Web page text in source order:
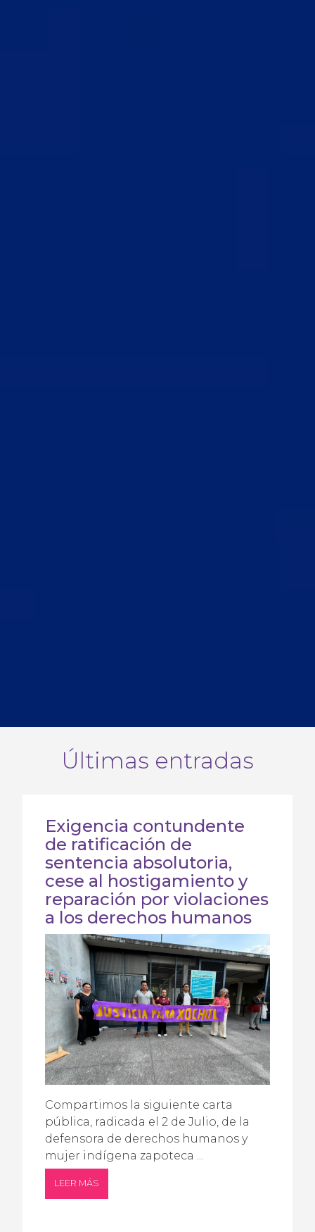
Últimas entradas
Exigencia contundente
de ratificación de
sentencia absolutoria,
cese al hostigamiento y
reparación por violaciones
a los derechos humanos
Compartimos la siguiente carta
pública, radicada el 2 de Julio, de la
defensora de derechos humanos y
mujer indígena zapoteca ...
LEER MÁS